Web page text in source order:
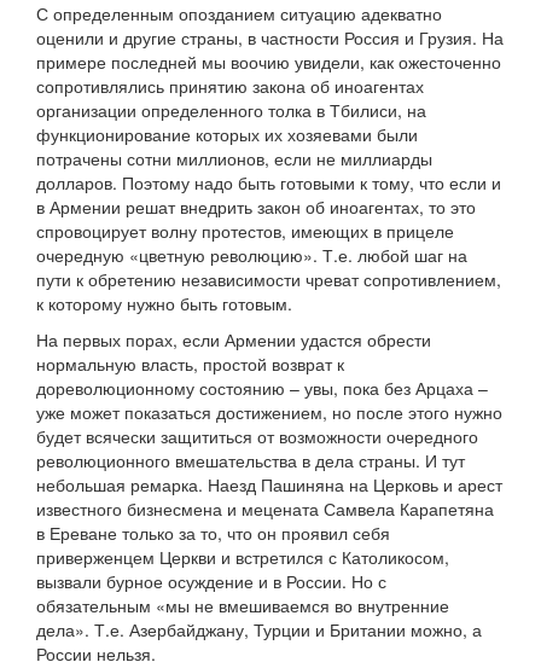
С определенным опозданием ситуацию адекватно
оценили и другие страны, в частности Россия и Грузия. На
примере последней мы воочию увидели, как ожесточенно
сопротивлялись принятию закона об иноагентах
организации определенного толка в Тбилиси, на
функционирование которых их хозяевами были
потрачены сотни миллионов, если не миллиарды
долларов. Поэтому надо быть готовыми к тому, что если и
в Армении решат внедрить закон об иноагентах, то это
спровоцирует волну протестов, имеющих в прицеле
очередную «цветную революцию». Т.е. любой шаг на
пути к обретению независимости чреват сопротивлением,
к которому нужно быть готовым.
На первых порах, если Армении удастся обрести
нормальную власть, простой возврат к
дореволюционному состоянию – увы, пока без Арцаха –
уже может показаться достижением, но после этого нужно
будет всячески защититься от возможности очередного
революционного вмешательства в дела страны. И тут
небольшая ремарка. Наезд Пашиняна на Церковь и арест
известного бизнесмена и мецената Самвела Карапетяна
в Ереване только за то, что он проявил себя
приверженцем Церкви и встретился с Католикосом,
вызвали бурное осуждение и в России. Но с
обязательным «мы не вмешиваемся во внутренние
дела». Т.е. Азербайджану, Турции и Британии можно, а
России нельзя.